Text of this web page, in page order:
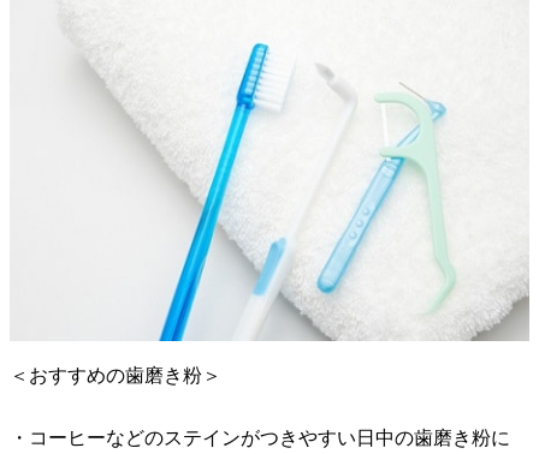
＜おすすめの歯磨き粉＞
・コーヒーなどのステインがつきやすい日中の歯磨き粉に